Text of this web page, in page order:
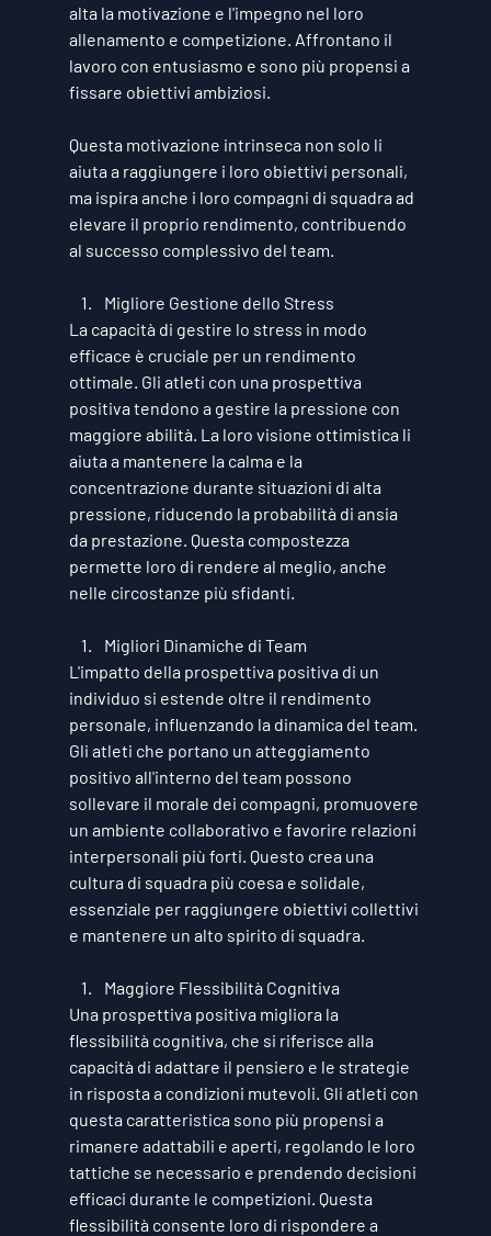
alta la motivazione e l'impegno nel loro
allenamento e competizione. Affrontano il
lavoro con entusiasmo e sono più propensi a
fissare obiettivi ambiziosi.
Questa motivazione intrinseca non solo li
aiuta a raggiungere i loro obiettivi personali,
ma ispira anche i loro compagni di squadra ad
elevare il proprio rendimento, contribuendo
al successo complessivo del team.
Migliore Gestione dello Stress
La capacità di gestire lo stress in modo
efficace è cruciale per un rendimento
ottimale. Gli atleti con una prospettiva
positiva tendono a gestire la pressione con
maggiore abilità. La loro visione ottimistica li
aiuta a mantenere la calma e la
concentrazione durante situazioni di alta
pressione, riducendo la probabilità di ansia
da prestazione. Questa compostezza
permette loro di rendere al meglio, anche
nelle circostanze più sfidanti.
Migliori Dinamiche di Team
L'impatto della prospettiva positiva di un
individuo si estende oltre il rendimento
personale, influenzando la dinamica del team.
Gli atleti che portano un atteggiamento
positivo all'interno del team possono
sollevare il morale dei compagni, promuovere
un ambiente collaborativo e favorire relazioni
interpersonali più forti. Questo crea una
cultura di squadra più coesa e solidale,
essenziale per raggiungere obiettivi collettivi
e mantenere un alto spirito di squadra.
Maggiore Flessibilità Cognitiva
Una prospettiva positiva migliora la
flessibilità cognitiva, che si riferisce alla
capacità di adattare il pensiero e le strategie
in risposta a condizioni mutevoli. Gli atleti con
questa caratteristica sono più propensi a
rimanere adattabili e aperti, regolando le loro
tattiche se necessario e prendendo decisioni
efficaci durante le competizioni. Questa
flessibilità consente loro di rispondere a